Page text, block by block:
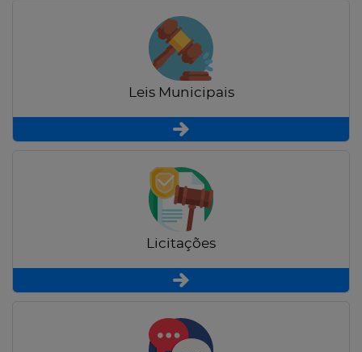
Leis Municipais
Licitações